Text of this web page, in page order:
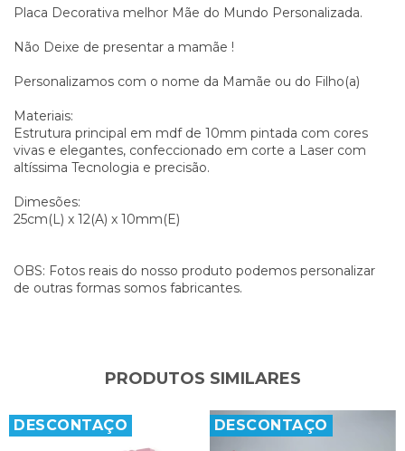
Placa Decorativa melhor Mãe do Mundo Personalizada.
Não Deixe de presentar a mamãe !
Personalizamos com o nome da Mamãe ou do Filho(a)
Materiais:
Estrutura principal em mdf de 10mm pintada com cores
vivas e elegantes, confeccionado em corte a Laser com
altíssima Tecnologia e precisão.
Dimesões:
25cm(L) x 12(A) x 10mm(E)
OBS: Fotos reais do nosso produto podemos personalizar
de outras formas somos fabricantes.
PRODUTOS SIMILARES
DESCONTAÇO DESCONTAÇO